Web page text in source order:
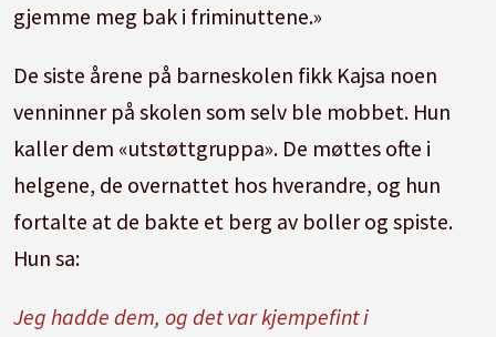
gjemme meg bak i friminuttene.»
De siste årene på barneskolen fikk Kajsa noen
venninner på skolen som selv ble mobbet. Hun
kaller dem «utstøttgruppa». De møttes ofte i
helgene, de overnattet hos hverandre, og hun
fortalte at de bakte et berg av boller og spiste.
Hun sa:
Jeg hadde dem, og det var kjempefint i